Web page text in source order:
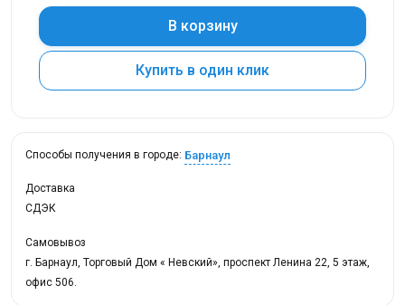
В корзину
Купить в один клик
Способы получения в городе: Барнаул
Доставка
СДЭК
Самовывоз
г. Барнаул, Торговый Дом « Невский», проспект Ленина 22, 5 этаж,
офис 506.